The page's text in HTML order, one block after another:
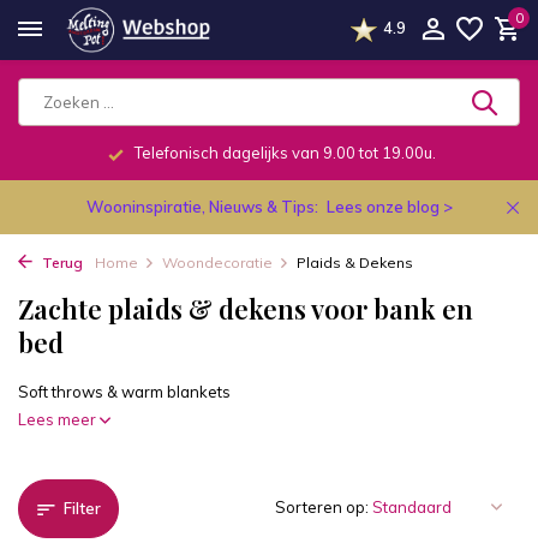
4.9
0
Telefonisch dagelijks van 9.00 tot 19.00u.
Wooninspiratie, Nieuws & Tips: Lees onze blog >
Terug Home Woondecoratie Plaids & Dekens
Zachte plaids & dekens voor bank en
bed
Soft throws & warm blankets
Lees meer
Filter Sorteren op: